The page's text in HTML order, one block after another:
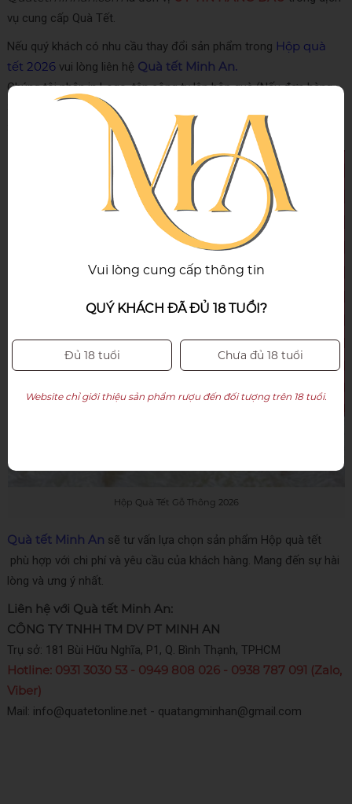
vụ cung cấp Quà Tết.
Nếu quý khách có nhu cầu thay đổi sản phẩm trong Hộp quà
tết 2026 vui lòng liên hệ Quà tết Minh An.
Chúng tôi nhận in Logo, tên công ty lên hộp quà (Nếu đơn hàng >
30 hộp , in logo miễn phí ; Nếu đơn hàng < 30 hộp in logo phí
Hộp Quà Tết Gỗ Thông 2026
Quà tết Minh An sẽ tư vấn lựa chọn sản phẩm Hộp quà tết
phù hợp với chi phí và yêu cầu của khách hàng. Mang đến sự hài
lòng và ưng ý nhất.
Liên hệ với Quà tết Minh An:
CÔNG TY TNHH TM DV PT MINH AN
Trụ sở: 181 Bùi Hữu Nghĩa, P1, Q. Bình Thạnh, TPHCM
Hotline: 0931 3030 53 - 0949 808 026 - 0938 787 091 (Zalo,
Viber)
Mail: info@quatetonline.net - quatangminhan@gmail.com
Vui lòng cung cấp thông tin
QUÝ KHÁCH ĐÃ ĐỦ 18 TUỔI?
Đủ 18 tuổi Chưa đủ 18 tuổi
Website chỉ giới thiệu sản phẩm rượu đến đối tượng trên 18 tuổi.